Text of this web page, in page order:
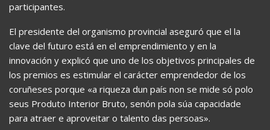
participantes.
El presidente del organismo provincial aseguró que el la
clave del futuro está en el emprendimiento y en la
innovación y explicó que uno de los objetivos principales de
los premios es estimular el carácter emprendedor de los
coruñeses porque «a riqueza dun país non se mide só polo
seus Produto Interior Bruto, senón pola súa capacidade
para atraer e aproveitar o talento das persoas».